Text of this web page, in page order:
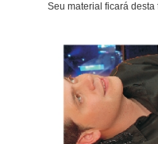
Seu material ficará